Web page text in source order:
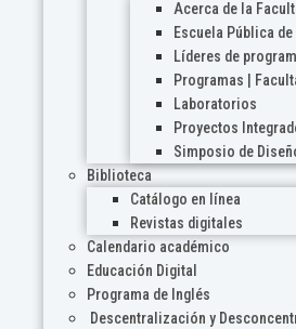
Acerca de la
Escuela Pública
Líderes de
Programas |
Laboratorios
Proyectos
Simposio de
Biblioteca
Catálogo en línea
Revistas digitales
Calendario académico
Educación Digital
Programa de Inglés
Descentralización y